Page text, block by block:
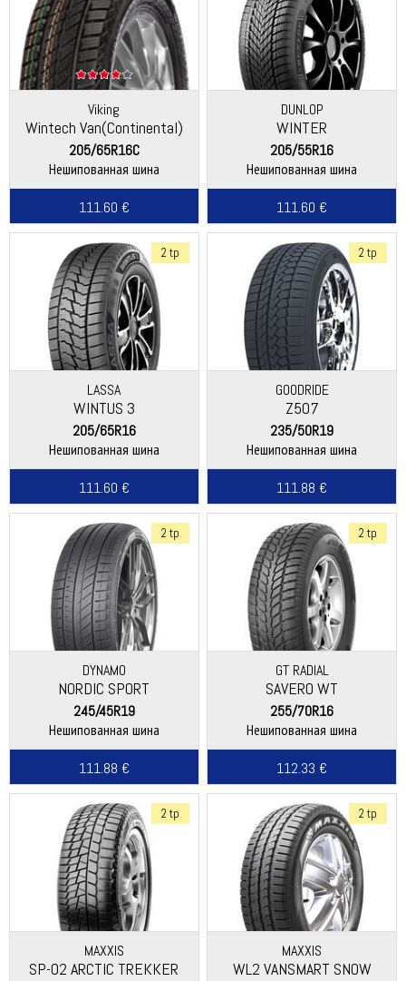
Viking
Wintech Van(Continental)
205/65R16C
Нешипованная шина
111.60 €
DUNLOP
WINTER
205/55R16
Нешипованная шина
111.60 €
2 tp
LASSA
WINTUS 3
205/65R16
Нешипованная шина
111.60 €
2 tp
GOODRIDE
Z507
235/50R19
Нешипованная шина
111.88 €
2 tp
DYNAMO
NORDIC SPORT
245/45R19
Нешипованная шина
111.88 €
2 tp
GT RADIAL
SAVERO WT
255/70R16
Нешипованная шина
112.33 €
2 tp
MAXXIS
SP-02 ARCTIC TREKKER
2 tp
MAXXIS
WL2 VANSMART SNOW